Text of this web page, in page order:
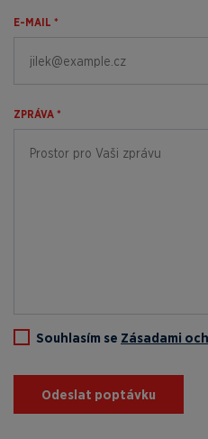
E-MAIL *
ZPRÁVA *
Souhlasím se Zásadami
Odeslat poptávku